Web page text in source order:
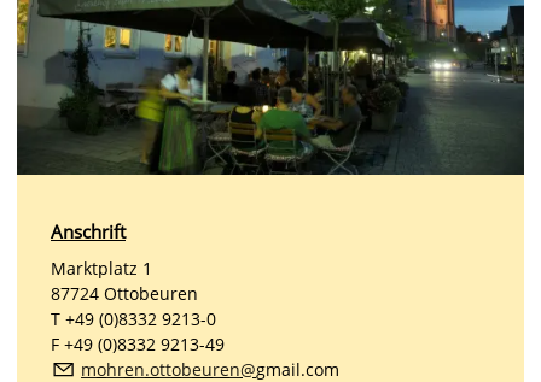
Anschrift
Marktplatz 1
87724 Ottobeuren
T +49 (0)8332 9213-0
F +49 (0)8332 9213-49
m hr n tt b r n
gmail.com